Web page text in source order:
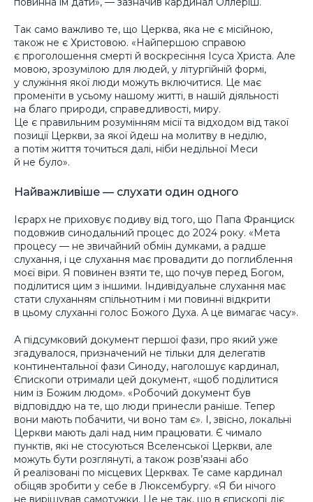
Так само важливо те, що Церква, яка не є місійною,
також не є Христовою. «Найпершою справою
є проголошення смерті й воскресіння Ісуса Христа. Але
мовою, зрозумілою для людей, у літургійній формі,
у служіння якої люди можуть включитися. Це має
променіти в усьому нашому житті, в нашій діяльності
на благо природи, справедливості, миру.
Це є правильним розумінням місії та відходом від такої
позиції Церкви, за якої йдеш на молитву в неділю,
а потім життя точиться далі, ніби недільної Меси
й не було».
Найважливіше — слухати один одного
Ієрарх не приховує подиву від того, що Папа Франциск
подовжив синодальний процес до 2024 року. «Мета
процесу — не звичайний обмін думками, а радше
слухання, і це слухання має провадити до поглиблення
моєї віри. Я повинен взяти те, що почув перед Богом,
поділитися цим з іншими. Індивідуальне слухання має
стати слуханням спільнотним і ми повинні відкрити
в цьому слуханні голос Божого Духа. А це вимагає часу».
А підсумковий документ першої фази, про який уже
згадувалося, призначений не тільки для делегатів
континентальної фази Синоду, наголошує кардинал,
Єпископи отримали цей документ, «щоб поділитися
ним із Божим людом». «Робочий документ був
відповіддю на те, що люди принесли раніше. Тепер
вони мають побачити, чи воно там є». І, звісно, локальні
Церкви мають далі над ним працювати. Є чимало
пунктів, які не стосуються Вселенської Церкви, але
можуть бути розглянуті, а також розв’язані або
й реалізовані по місцевих Церквах. Те саме кардинал
обіцяв зробити у себе в Люксембургу. «Я би нічого
не вирішував самотужки. Це не так, що в єпископі діє